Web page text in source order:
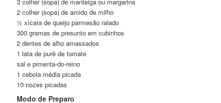
2 colher (sopa) de amido de milho
½ xícara de queijo parmesão ralado
300 gramas de presunto em cubinhos
2 dentes de alho amassados
1 lata de purê de tomate
sal e pimenta-do-reino
1 cebola média picada
10 nozes picadas
Modo de Preparo